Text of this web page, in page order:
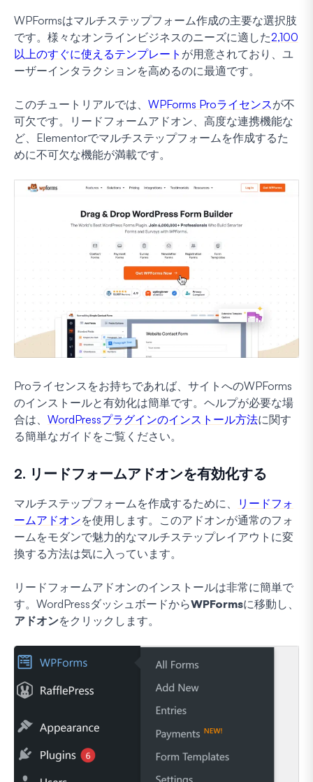
WPFormsはマルチステップフォーム作成の主要な選択肢
です。様々なオンラインビジネスのニーズに適した2,100
以上のすぐに使えるテンプレート が用意されており、ユ
ーザーインタラクションを高めるのに最適です。
このチュートリアルでは、 WPForms Proライセンスが不
可欠です。リードフォームアドオン、高度な連携機能な
ど、Elementorでマルチステップフォームを作成するた
めに不可欠な機能が満載です。
Proライセンスをお持ちであれば、サイトへのWPForms
のインストールと有効化は簡単です。ヘルプが必要な場
合は、 WordPressプラグインのインストール方法に関す
る簡単なガイドをご覧ください。
2. リードフォームアドオンを有効化する
マルチステップフォームを作成するために、
リードフォ
ームアドオンを使用します。このアドオンが通常のフォ
ームをモダンで魅力的なマルチステップレイアウトに変
換する方法は気に入っています。
リードフォームアドオンのインストールは非常に簡単で
す。WordPressダッシュボードからWPFormsに移動し、
アドオンをクリックします。